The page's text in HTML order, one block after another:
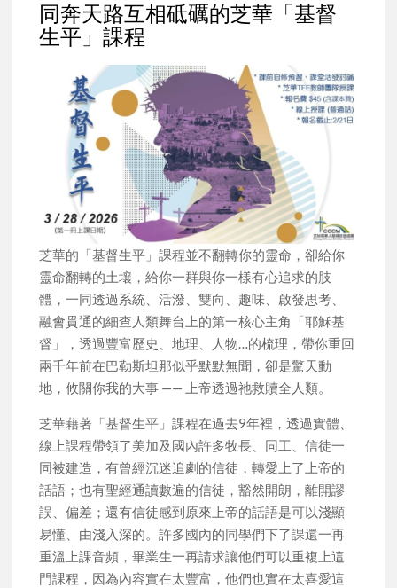
同奔天路互相砥礪的芝華「基督
生平」課程
芝華的「基督生平」課程並不翻轉你的靈命，卻給你
靈命翻轉的土壤，給你一群與你一樣有心追求的肢
體，一同透過系統、活潑、雙向、趣味、啟發思考、
融會貫通的細查人類舞台上的第一核心主角「耶穌基
督」，透過豐富歷史、地理、人物…的梳理，帶你重回
兩千年前在巴勒斯坦那似乎默默無聞，卻是驚天動
地，攸關你我的大事 —— 上帝透過祂救贖全人類。
芝華藉著「基督生平」課程在過去9年裡，透過實體、
線上課程帶領了美加及國內許多牧長、同工、信徒一
同被建造，有曾經沉迷追劇的信徒，轉愛上了上帝的
話語；也有聖經通讀數遍的信徒，豁然開朗，離開謬
誤、偏差；還有信徒感到原來上帝的話語是可以淺顯
易懂、由淺入深的。許多國內的同學們下了課還一再
重溫上課音頻，畢業生一再請求讓他們可以重複上這
門課程，因為內容實在太豐富，他們也實在太喜愛這